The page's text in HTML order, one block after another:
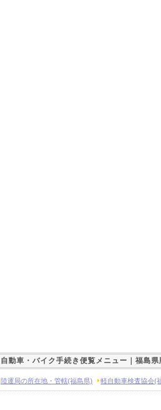
自動車・バイク手続き便覧メニュー｜福島県
陸運局の所在地・管轄(福島県) 軽自動車検査協会(